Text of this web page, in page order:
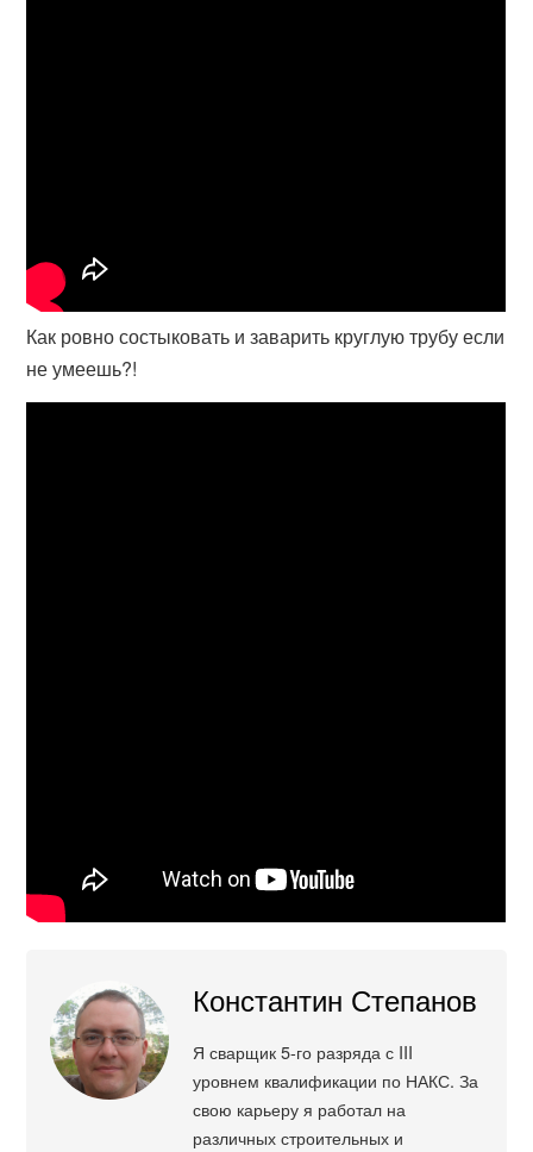
Как ровно состыковать и заварить круглую трубу если
не умеешь?!
Константин Степанов
Я сварщик 5-го разряда с III
уровнем квалификации по НАКС. За
свою карьеру я работал на
различных строительных и